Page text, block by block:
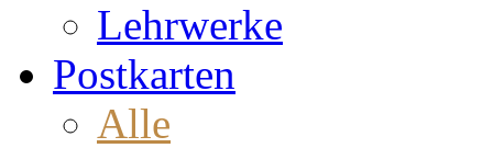
Lehrwerke
Postkarten
Alle